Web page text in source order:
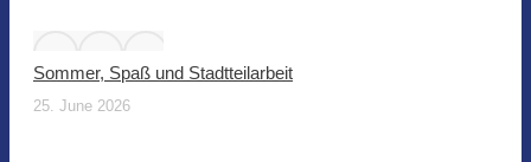
Sommer, Spaß und Stadtteilarbeit
25. June 2026